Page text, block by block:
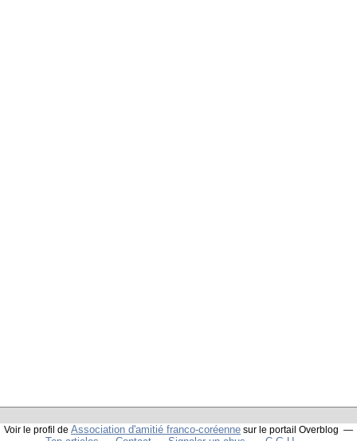
Voir le profil de Association d'amitié franco-coréenne sur le portail Overblog